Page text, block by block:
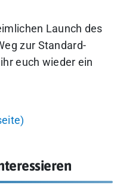
Launch des
zur Standard-
euch wieder ein